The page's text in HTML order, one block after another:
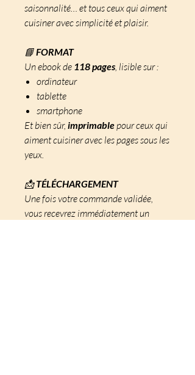
saisonnalité… et tous ceux qui aiment
cuisiner avec simplicité et plaisir.
📘FORMAT
Un ebook de 118 pages, lisible sur :
ordinateur
tablette
smartphone
Et bien sûr, imprimablepour ceux qui
aiment cuisiner avec les pages sous les
yeux.
📩TÉLÉCHARGEMENT
Une fois votre commande validée,
vous recevrez immédiatement un